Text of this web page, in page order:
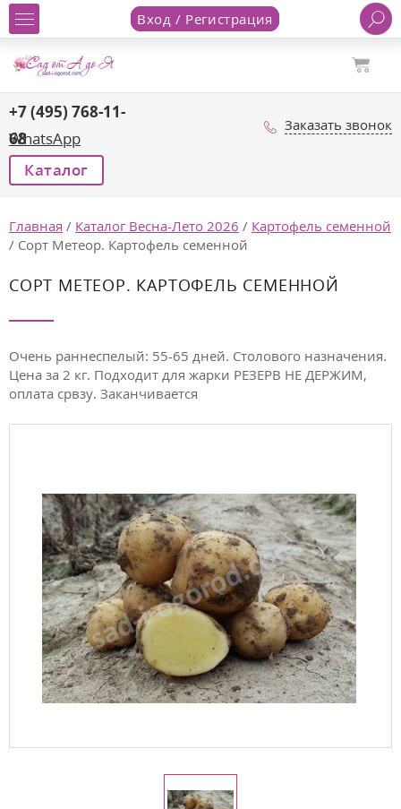
Вход / Регистрация
+7 (495) 768-11-
68
WhatsApp
Заказать звонок
Каталог
Главная / Каталог Весна-Лето 2026 / Картофель семенной
/ Сорт Метеор. Картофель семенной
СОРТ МЕТЕОР. КАРТОФЕЛЬ СЕМЕННОЙ
Очень раннеспелый: 55-65 дней. Столового назначения.
Цена за 2 кг. Подходит для жарки РЕЗЕРВ НЕ ДЕРЖИМ,
оплата срвзу. Заканчивается